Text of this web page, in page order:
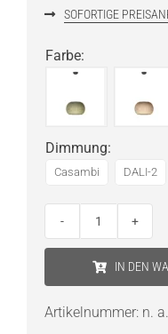
SOFORTIGE
Farbe:
Dimmung:
Casambi DALI-2
IN DEN
Artikelnummer: n. a.